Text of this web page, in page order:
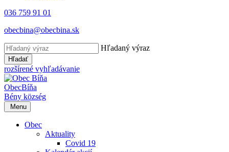
036 759 91 01
obecbina@obecbina.sk
Hľadaný výraz
Hľadať
rozšírené vyhľadávanie
ObecBíňa
Bény község
Menu
Obec
Aktuality
Covid 19